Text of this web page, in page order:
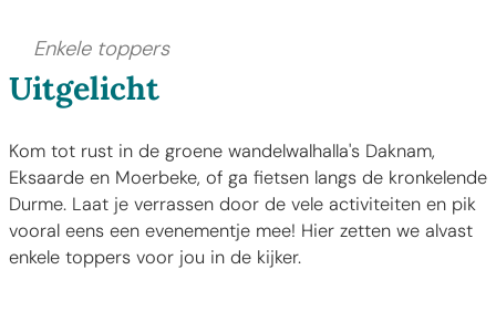
Enkele toppers
Uitgelicht
Kom tot rust in de groene wandelwalhalla's Daknam,
Eksaarde en Moerbeke, of ga fietsen langs de kronkelende
Durme. Laat je verrassen door de vele activiteiten en pik
vooral eens een evenementje mee! Hier zetten we alvast
enkele toppers voor jou in de kijker.
Zomerse boottochtjes